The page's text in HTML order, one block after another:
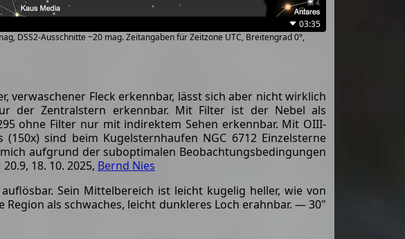
03:35
DSS2-Ausschnitte ~20 mag. Zeitangaben für Zeitzone UTC, Breitengrad 0°,
verwaschener Fleck erkennbar, lässt sich aber nicht wirklich
der Zentralstern erkennbar. Mit Filter ist der Nebel als
ohne Filter nur mit indirektem Sehen erkennbar. Mit OIII-
sind beim Kugelsternhaufen NGC 6712 Einzelsterne
aufgrund der suboptimalen Beobachtungsbedingungen
18. 10. 2025, Bernd Nies
Sein Mittelbereich ist leicht kugelig heller, wie von
als schwaches, leicht dunkleres Loch erahnbar. — 30"